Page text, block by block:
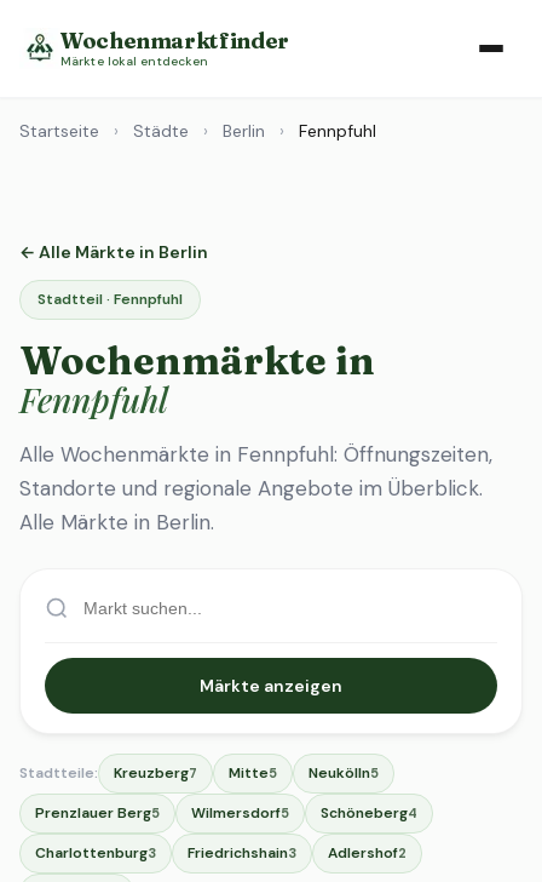
Wochenmarktfinder
Märkte lokal entdecken
Startseite › Städte › Berlin › Fennpfuhl
← Alle Märkte in Berlin
Stadtteil · Fennpfuhl
Wochenmärkte in
Fennpfuhl
Alle Wochenmärkte in Fennpfuhl: Öffnungszeiten,
Standorte und regionale Angebote im Überblick.
Alle Märkte in Berlin.
Märkte anzeigen
Stadtteile: Kreuzberg7 Mitte5 Neukölln5
Prenzlauer Berg5 Wilmersdorf5 Schöneberg4
Charlottenburg3 Friedrichshain3 Adlershof2